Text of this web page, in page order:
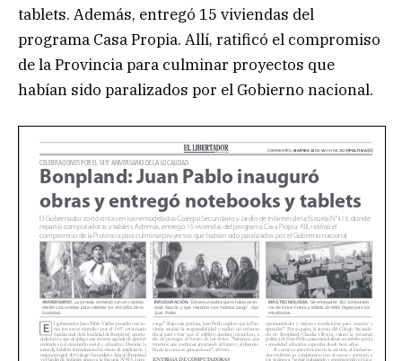
tablets. Además, entregó 15 viviendas del
programa Casa Propia. Allí, ratificó el compromiso
de la Provincia para culminar proyectos que
habían sido paralizados por el Gobierno nacional.